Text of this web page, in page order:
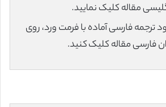
مقاله کلیک نمایید.
ترجمه فارسی آماده با فرمت ورد، روی
فارسی مقاله کلیک کنید.